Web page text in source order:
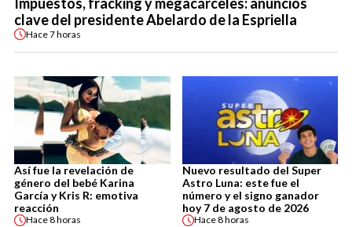
clave del presidente Abelardo de la Espriella
Hace7 horas
Así fue la revelación de
género del bebé Karina
García y Kris R: emotiva
reacción
Hace8 horas
Nuevo resultado del Super
Astro Luna: este fue el
número y el signo ganador
hoy 7 de agosto de 2026
Hace8 horas